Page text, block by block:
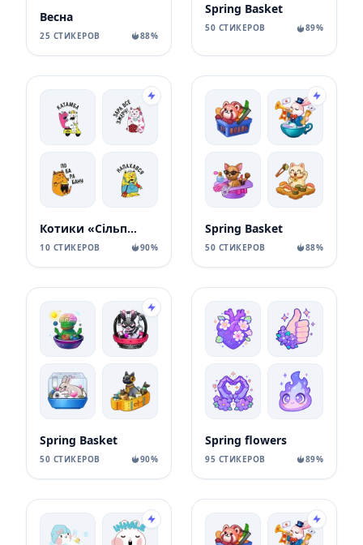
Весна
25 СТИКЕРОВ 88%
Spring Basket
50 СТИКЕРОВ 89%
Котики «Сільпо» Silpo Spring Cats
10 СТИКЕРОВ 90%
Spring Basket
50 СТИКЕРОВ 88%
Spring Basket
50 СТИКЕРОВ 90%
Spring flowers
95 СТИКЕРОВ 89%